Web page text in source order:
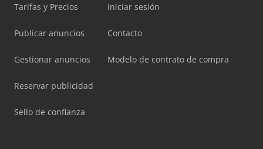
Tarifas y Precios
Publicar anuncios
Gestionar anuncios
Reservar publicidad
Sello de confianza
Iniciar sesión
Contacto
Modelo de contrato de compra